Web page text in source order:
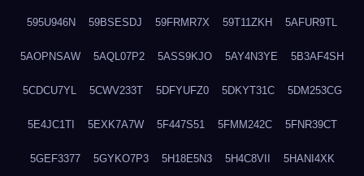
595U946N 59BSESDJ 59FRMR7X 59T11ZKH 5AFUR9TL
5AOPNSAW 5AQL07P2 5ASS9KJO 5AY4N3YE 5B3AF4SH
5CDCU7YL 5CWV233T 5DFYUFZ0 5DKYT31C 5DM253CG
5E4JC1TI 5EXK7A7W 5F447S51 5FMM242C 5FNR39CT
5GEF3377 5GYKO7P3 5H18E5N3 5H4C8VII 5HANI4XK